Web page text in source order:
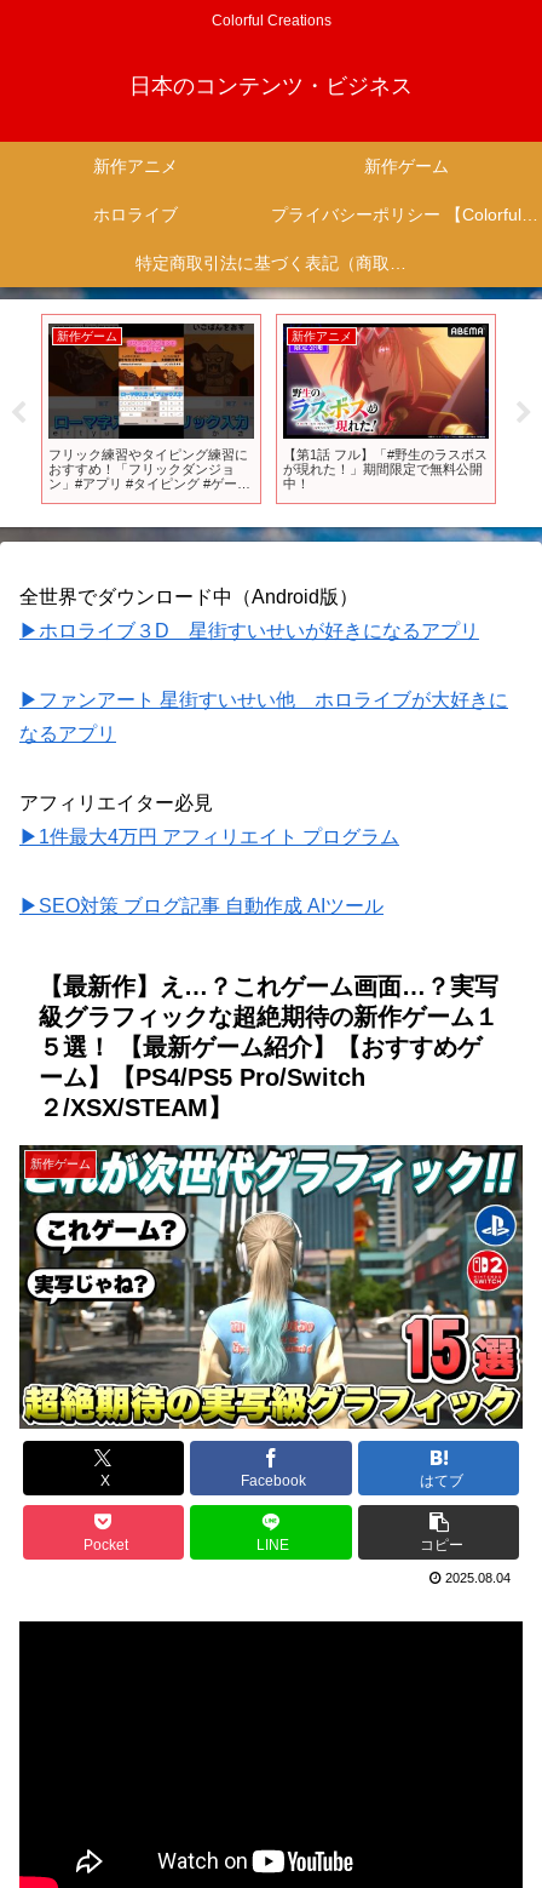
Colorful Creations
日本のコンテンツ・ビジネス
新作アニメ 新作ゲーム
ホロライブ プライバシーポリシー 【Colorful Creation】
特定商取引法に基づく表記（商取引に関する開示）
新作ゲーム
フリック練習やタイピング練習に
おすすめ！「フリックダンジョ
ン」#アプリ #タイピング #ゲーム
新作アニメ
【第1話 フル】「#野生のラスボス
が現れた！」期間限定で無料公開
中！
シ
全世界でダウンロード中（Android版）
▶ホロライブ３D 星街すいせいが好きになるアプリ
▶ファンアート 星街すいせい他 ホロライブが大好きに
なるアプリ
アフィリエイター必見
▶1件最大4万円 アフィリエイト プログラム
▶SEO対策 ブログ記事 自動作成 AIツール
【最新作】え…？これゲーム画面…？実写
級グラフィックな超絶期待の新作ゲーム１
５選！ 【最新ゲーム紹介】【おすすめゲ
ーム】【PS4/PS5 Pro/Switch
２/XSX/STEAM】
新作ゲーム
X Facebook はてブ
Pocket LINE コピー
2025.08.04